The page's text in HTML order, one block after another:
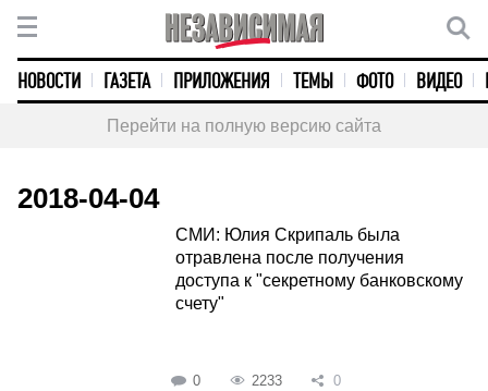
НОВОСТИ ГАЗЕТА ПРИЛОЖЕНИЯ ТЕМЫ ФОТО ВИДЕО
Перейти на полную версию сайта
2018-04-04
СМИ: Юлия Скрипаль была
отравлена после получения
доступа к "секретному банковскому
счету"
0 2233 0